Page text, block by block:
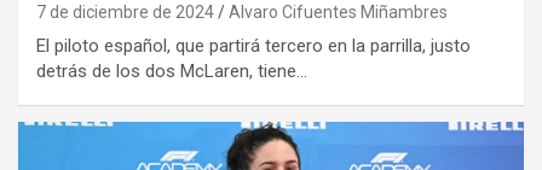
7 de diciembre de 2024 Alvaro Cifuentes Miñambres
El piloto español, que partirá tercero en la parrilla, justo
detrás de los dos McLaren, tiene…